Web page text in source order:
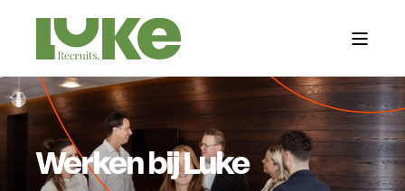
Werken bij Luke